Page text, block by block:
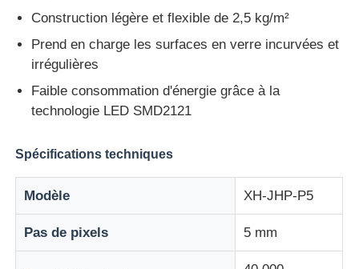
Écran de maillage LED
Affichage LED transparent
Écran LED volant pour drone
Construction légère et flexible de 2,5 kg/m²
Prend en charge les surfaces en verre incurvées et
irrégulières
Faible consommation d'énergie grâce à la
technologie LED SMD2121
Spécifications techniques
Modèle XH-JHP-P5
Pas de pixels 5 mm